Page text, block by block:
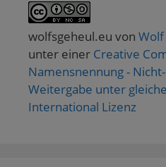
wolfsgeheul.eu von
unter einer Creative
Namensnennung -
Weitergabe unter
International Lizenz